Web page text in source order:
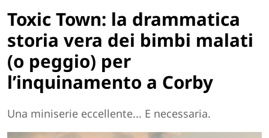
Toxic Town: la drammatica
storia vera dei bimbi malati
(o peggio) per
l’inquinamento a Corby
Una miniserie eccellente... E necessaria.